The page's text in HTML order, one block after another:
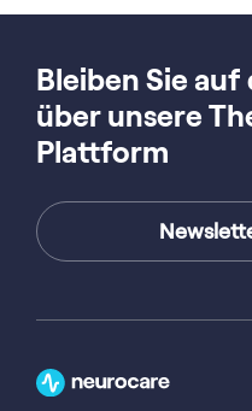
Bleiben Sie
über unsere
Plattform